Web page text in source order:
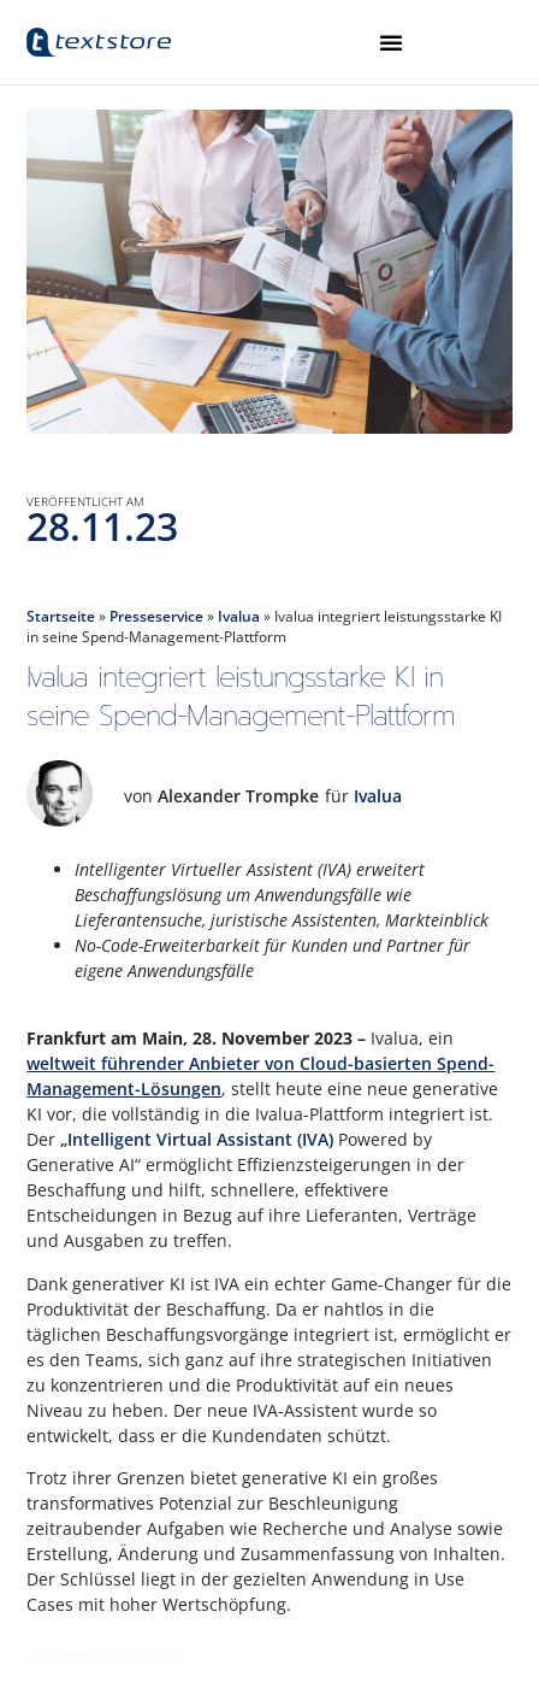
VERÖFFENTLICHT AM
28.11.23
Startseite» Presseservice» Ivalua » Ivalua integriert leistungsstarke KI
in seine Spend-Management-Plattform
Ivalua integriert leistungsstarke KI in
seine Spend-Management-Plattform
vonAlexander Trompke für Ivalua
Intelligenter Virtueller Assistent (IVA) erweitert
Beschaffungslösung um Anwendungsfälle wie
Lieferantensuche, juristische Assistenten, Markteinblick
No-Code-Erweiterbarkeit für Kunden und Partner für
eigene Anwendungsfälle
Frankfurt am Main, 28. November 2023 – Ivalua, ein
weltweit führender Anbieter von Cloud-basierten Spend-
Management-Lösungen, stellt heute eine neue generative
KI vor, die vollständig in die Ivalua-Plattform integriert ist.
Der„Intelligent Virtual Assistant (IVA) Powered by
Generative AI“ ermöglicht Effizienzsteigerungen in der
Beschaffung und hilft, schnellere, effektivere
Entscheidungen in Bezug auf ihre Lieferanten, Verträge
und Ausgaben zu treffen.
Dank generativer KI ist IVA ein echter Game-Changer für die
Produktivität der Beschaffung. Da er nahtlos in die
täglichen Beschaffungsvorgänge integriert ist, ermöglicht er
es den Teams, sich ganz auf ihre strategischen Initiativen
zu konzentrieren und die Produktivität auf ein neues
Niveau zu heben. Der neue IVA-Assistent wurde so
entwickelt, dass er die Kundendaten schützt.
Trotz ihrer Grenzen bietet generative KI ein großes
transformatives Potenzial zur Beschleunigung
zeitraubender Aufgaben wie Recherche und Analyse sowie
Erstellung, Änderung und Zusammenfassung von Inhalten.
Der Schlüssel liegt in der gezielten Anwendung in Use
Cases mit hoher Wertschöpfung.